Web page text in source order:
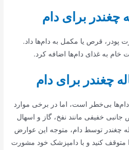
برای دام
پودر، قرص یا مکمل به دام‌ها داد.
خام به غذای دام‌ها اضافه کرد.
چغندر برای دام
بی‌خطر است، اما در برخی موارد
خفیفی مانند نفخ، گاز و اسهال
چغندر توسط دام، متوجه این عوارض
متوقف کنید و با دامپزشک خود مشورت